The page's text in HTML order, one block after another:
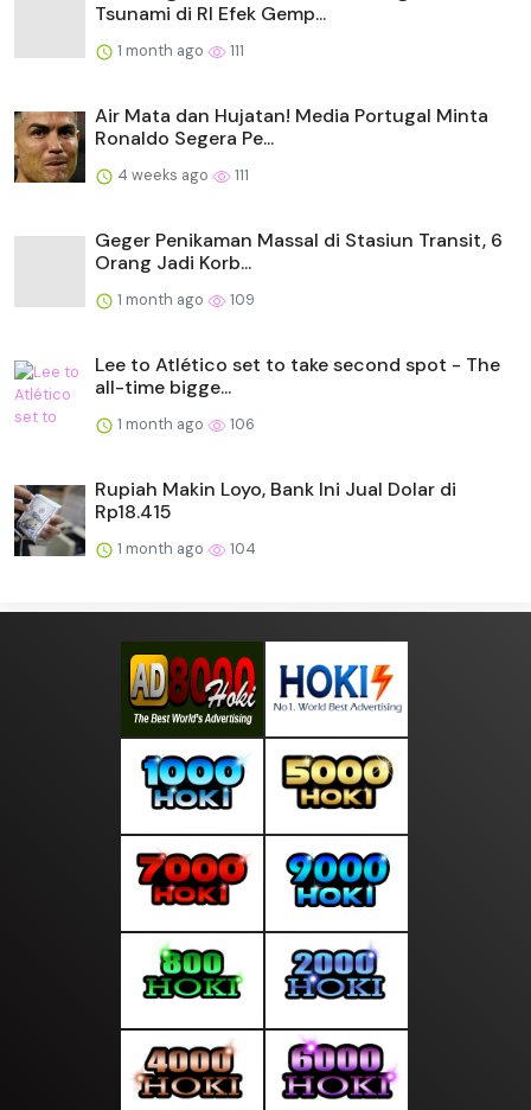
Tsunami di RI Efek Gemp...
1 month ago 111
Air Mata dan Hujatan! Media Portugal Minta
Ronaldo Segera Pe...
4 weeks ago 111
Geger Penikaman Massal di Stasiun Transit, 6
Orang Jadi Korb...
1 month ago 109
Lee to Atlético set to take second spot - The
all-time bigge...
1 month ago 106
Rupiah Makin Loyo, Bank Ini Jual Dolar di
Rp18.415
1 month ago 104